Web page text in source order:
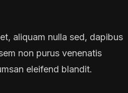
aliquam nulla sed, dapibus
non purus venenatis
eleifend blandit.